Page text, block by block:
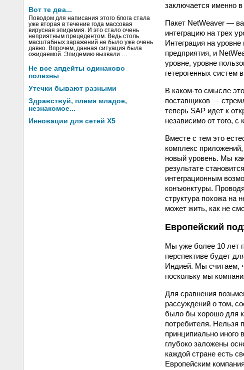
Вот те два...
Поводом для написания этого блога стала
уже вторая в течение года массовая
вирусная эпидемия. И это стало очень
неприятным прецедентом. Ведь столь
масштабных заражений не было уже очень
давно. Впрочем, данная ситуация была
ожидаемой. Эпидемию вызвали …
Не все апдейты одинаково
полезны
Утечки бывают разными
Здравствуй, племя младое,
незнакомое...
Инновации для сетей X5
заключается именно в
Пакет NetWeaver —
интеграцию на трех
Интеграция на
предприятия, и
уровне, уровне
гетерогенных систем
В каком-то смысле
поставщиков —
теперь SAP идет к
независимо от того,
Вместе с тем это
комплекс
новый уровень. Мы
результате
интеграционным
конъюнктуры.
структура похожа на
может жить, как не
Европейский
Мы уже более 10 лет
перспективе будет
Индией. Мы считаем,
поскольку мы
Для сравнения
рассуждений о том,
было бы хорошо для
потребителя. Нельзя
принципиально иного
глубоко заложены
каждой стране есть
Европейским